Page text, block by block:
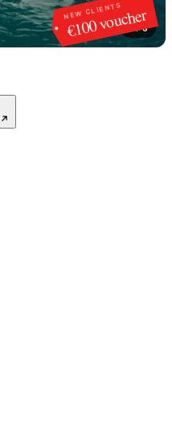
NEW CLIENTS
€100 voucher
1 /6